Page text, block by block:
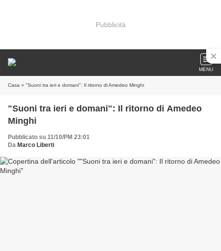
Pubblicità
MENU
Casa » "Suoni tra ieri e domani": Il ritorno di Amedeo Minghi
"Suoni tra ieri e domani": Il ritorno di Amedeo
Minghi
Pubblicato su 11/10/PM 23:01
Da Marco Liberti